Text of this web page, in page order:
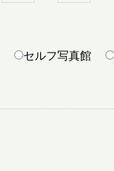
セルフ写真館